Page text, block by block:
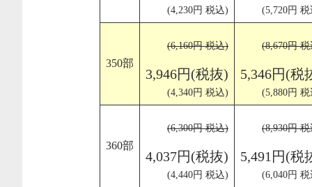
(4,230円 税込) (5,720円
350部
(6,160円 税込)
3,946円(税抜)
(4,340円 税込)
(8,670円
5,346円(税
(5,880円
360部
(6,300円 税込)
4,037円(税抜)
(4,440円 税込)
(8,930円
5,491円(税
(6,040円